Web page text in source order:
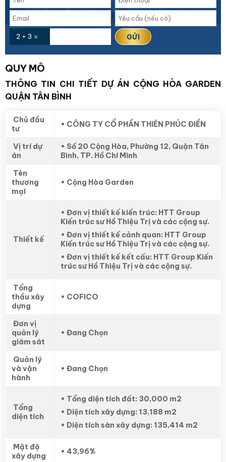
2 + 3 =
QUY MÔ
THÔNG TIN CHI TIẾT DỰ ÁN CỘNG HÒA GARDEN
QUẬN TÂN BÌNH
Chủ đầu
tư
• CÔNG TY CỔ PHẦN THIÊN PHÚC ĐIỀN
Vị trí dự
án
• Số 20 Cộng Hòa, Phường 12, Quận Tân
Bình, TP. Hồ Chí Minh
Tên
thương
mại
• Cộng Hòa Garden
Thiết kế
• Đơn vị thiết kế kiến trúc: HTT Group
Kiến trúc sư Hồ Thiệu Trị và các cộng sự.
• Đơn vị thiết kế cảnh quan: HTT Group
Kiến trúc sư Hồ Thiệu Trị và các cộng sự.
• Đơn vị thiết kế kết cấu: HTT Group Kiến
trúc sư Hồ Thiệu Trị và các cộng sự.
Tổng
thầu xây
dựng
• COFICO
Đơn vị
quản lý
giám sát
• Đang Chọn
Quản lý
và vận
hành
• Đang Chọn
Tổng
diện tích
• Tổng diện tích đất: 30,000 m2
• Diện tích xây dựng: 13,188 m2
• Diện tích sàn xây dựng: 135,414 m2
Mật độ
xây dựng
• 43,96%